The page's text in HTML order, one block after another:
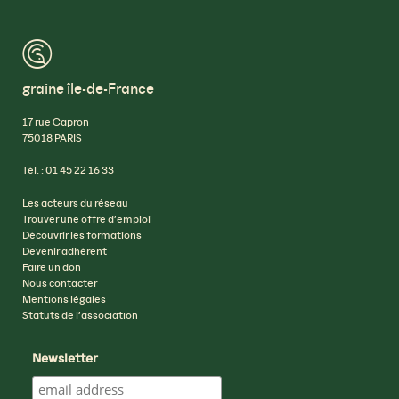
™
graine île-de-France
17 rue Capron
75018 PARIS
Tél. : 01 45 22 16 33
Les acteurs du réseau
Trouver une offre d’emploi
Découvrir les formations
Devenir adhérent
Faire un don
Nous contacter
Mentions légales
Statuts de l’association
Newsletter